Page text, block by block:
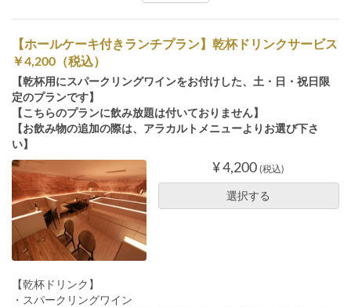
【ホールケーキ付きランチプラン】乾杯ドリンクサービス
￥4,200（税込）
【乾杯用にスパークリングワインをお付けした、土・日・祝日限
定のプランです】
【こちらのプランに飲み放題は付いておりません】
【お飲み物の追加の際は、アラカルトメニューよりお選び下さ
い】
¥ 4,200 (税込)
選択する
【乾杯ドリンク】
・スパークリングワイン